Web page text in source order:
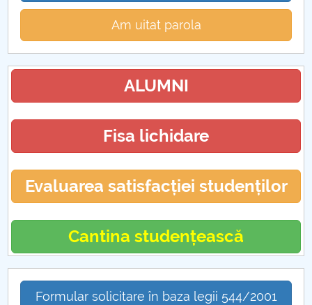
Am uitat parola
ALUMNI
Fisa lichidare
Evaluarea satisfacției studenților
Cantina studențească
Formular solicitare în baza legii 544/2001